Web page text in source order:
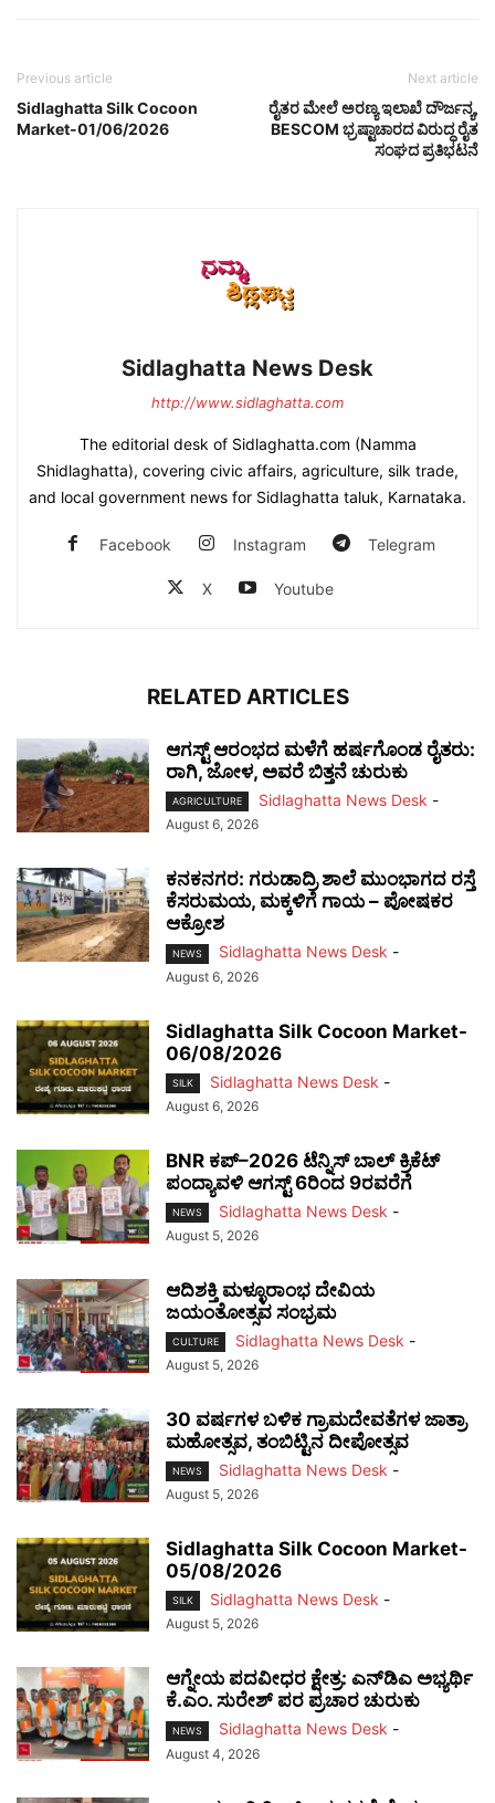
Previous article
Sidlaghatta Silk Cocoon
Market-01/06/2026
Next article
ರೈತರ ಮೇಲೆ ಅರಣ್ಯ ಇಲಾಖೆ ದೌರ್ಜನ್ಯ,
BESCOM ಭ್ರಷ್ಟಾಚಾರದ ವಿರುದ್ಧ ರೈತ
ಸಂಘದ ಪ್ರತಿಭಟನೆ
Sidlaghatta News Desk
http://www.sidlaghatta.com
The editorial desk of Sidlaghatta.com (Namma
Shidlaghatta), covering civic affairs, agriculture, silk trade,
and local government news for Sidlaghatta taluk, Karnataka.
Facebook Instagram Telegram
X Youtube
RELATED ARTICLES
ಆಗಸ್ಟ್ ಆರಂಭದ ಮಳೆಗೆ ಹರ್ಷಗೊಂಡ ರೈತರು:
ರಾಗಿ, ಜೋಳ, ಅವರೆ ಬಿತ್ತನೆ ಚುರುಕು
AGRICULTURE Sidlaghatta News Desk -
August 6, 2026
ಕನಕನಗರ: ಗರುಡಾದ್ರಿ ಶಾಲೆ ಮುಂಭಾಗದ ರಸ್ತೆ
ಕೆಸರುಮಯ, ಮಕ್ಕಳಿಗೆ ಗಾಯ – ಪೋಷಕರ
ಆಕ್ರೋಶ
NEWS Sidlaghatta News Desk -
August 6, 2026
Sidlaghatta Silk Cocoon Market-
06/08/2026
SILK Sidlaghatta News Desk -
August 6, 2026
BNR ಕಪ್–2026 ಟೆನ್ನಿಸ್ ಬಾಲ್ ಕ್ರಿಕೆಟ್
ಪಂದ್ಯಾವಳಿ ಆಗಸ್ಟ್ 6ರಿಂದ 9ರವರೆಗೆ
NEWS Sidlaghatta News Desk -
August 5, 2026
ಆದಿಶಕ್ತಿ ಮಳ್ಳೂರಾಂಭ ದೇವಿಯ
ಜಯಂತೋತ್ಸವ ಸಂಭ್ರಮ
CULTURE Sidlaghatta News Desk -
August 5, 2026
30 ವರ್ಷಗಳ ಬಳಿಕ ಗ್ರಾಮದೇವತೆಗಳ ಜಾತ್ರಾ
ಮಹೋತ್ಸವ, ತಂಬಿಟ್ಟಿನ ದೀಪೋತ್ಸವ
NEWS Sidlaghatta News Desk -
August 5, 2026
Sidlaghatta Silk Cocoon Market-
05/08/2026
SILK Sidlaghatta News Desk -
August 5, 2026
ಆಗ್ನೇಯ ಪದವೀಧರ ಕ್ಷೇತ್ರ: ಎನ್‌ಡಿಎ ಅಭ್ಯರ್ಥಿ
ಕೆ.ಎಂ. ಸುರೇಶ್ ಪರ ಪ್ರಚಾರ ಚುರುಕು
NEWS Sidlaghatta News Desk -
August 4, 2026